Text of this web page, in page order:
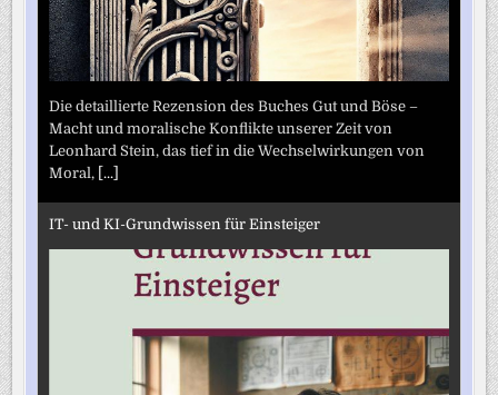
Die detaillierte Rezension des Buches Gut und Böse –
Macht und moralische Konflikte unserer Zeit von
Leonhard Stein, das tief in die Wechselwirkungen von
Moral,
[...]
IT- und KI-Grundwissen für Einsteiger